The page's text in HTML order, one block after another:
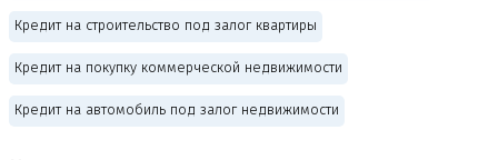
Кредит на строительство под залог квартиры
Кредит на покупку коммерческой недвижимости
Кредит на автомобиль под залог недвижимости